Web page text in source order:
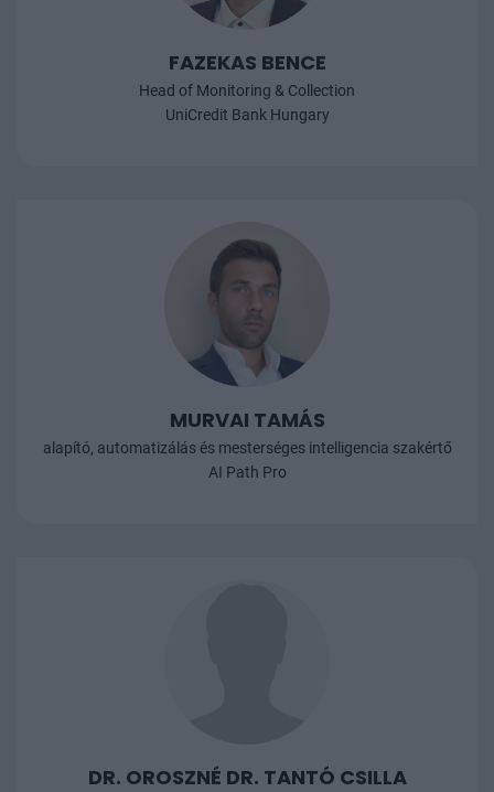
FAZEKAS BENCE
Head of Monitoring & Collection
UniCredit Bank Hungary
MURVAI TAMÁS
alapító, automatizálás és mesterséges intelligencia szakértő
AI Path Pro
DR. OROSZNÉ DR. TANTÓ CSILLA